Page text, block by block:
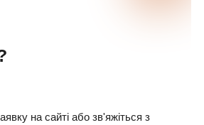
на сайті або зв'яжіться з